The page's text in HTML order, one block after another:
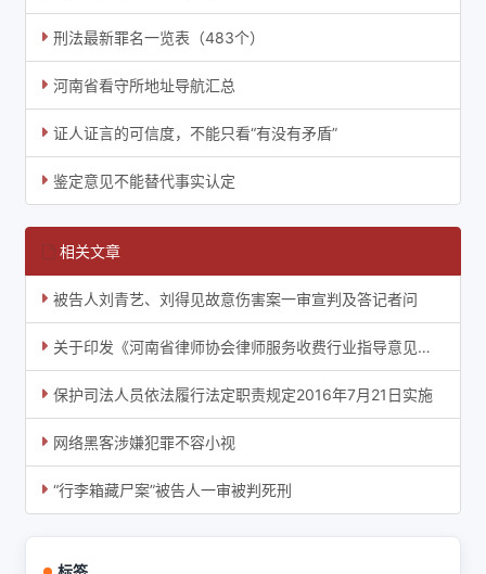
刑法最新罪名一览表（483个）
河南省看守所地址导航汇总
证人证言的可信度，不能只看“有没有矛盾”
鉴定意见不能替代事实认定
相关文章
被告人刘青艺、刘得见故意伤害案一审宣判及答记者问
关于印发《河南省律师协会律师服务收费行业指导意见》的通知
保护司法人员依法履行法定职责规定2016年7月21日实施
网络黑客涉嫌犯罪不容小视
“行李箱藏尸案”被告人一审被判死刑